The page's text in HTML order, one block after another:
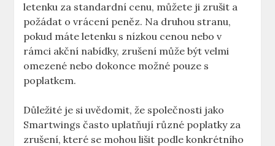
letenku za standardní cenu, můžete ji zrušit a
požádat o vrácení peněz. Na druhou stranu,
pokud máte letenku s nízkou cenou nebo v
rámci akční nabídky, zrušení může být velmi
omezené nebo dokonce možné pouze s
poplatkem.
Důležité je si uvědomit, že společnosti jako
Smartwings často uplatňují různé poplatky za
zrušení, které se mohou lišit podle konkrétního